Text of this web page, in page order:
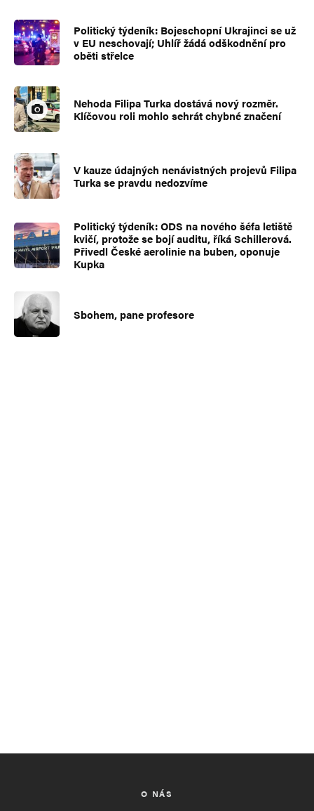
Politický týdeník: Bojeschopní Ukrajinci se už
v EU neschovají; Uhlíř žádá odškodnění pro
oběti střelce
Nehoda Filipa Turka dostává nový rozměr.
Klíčovou roli mohlo sehrát chybné značení
V kauze údajných nenávistných projevů Filipa
Turka se pravdu nedozvíme
Politický týdeník: ODS na nového šéfa letiště
kvičí, protože se bojí auditu, říká Schillerová.
Přivedl České aerolinie na buben, oponuje
Kupka
Sbohem, pane profesore
O NÁS